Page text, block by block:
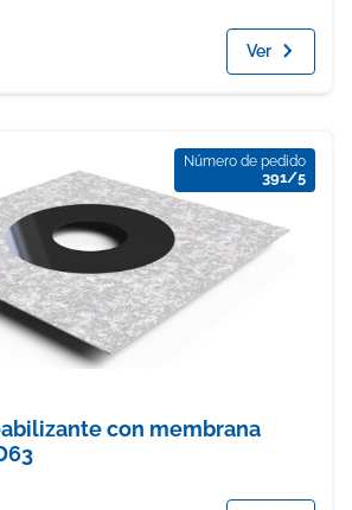
Ver
Número de pedido
391/5
con membrana